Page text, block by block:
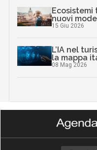
nuovi
15 Giu 2026
L’IA nel
la mappa
08 Mag 2026